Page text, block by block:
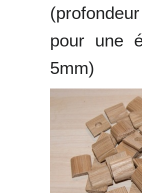
pour une
5mm)